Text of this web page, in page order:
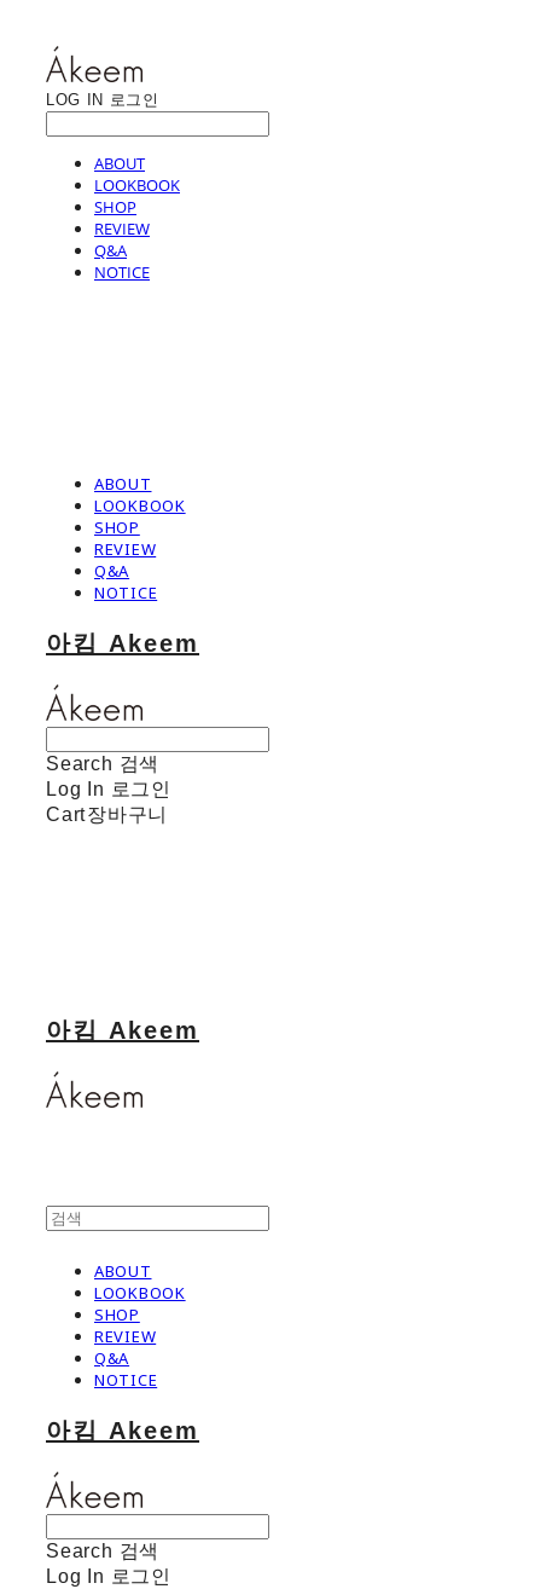
LOG IN 로그인
ABOUT
LOOKBOOK
SHOP
REVIEW
Q&A
NOTICE
ABOUT
LOOKBOOK
SHOP
REVIEW
Q&A
NOTICE
아킴 Akeem
Search 검색
Log In 로그인
Cart장바구니
아킴 Akeem
ABOUT
LOOKBOOK
SHOP
REVIEW
Q&A
NOTICE
아킴 Akeem
Search 검색
Log In 로그인